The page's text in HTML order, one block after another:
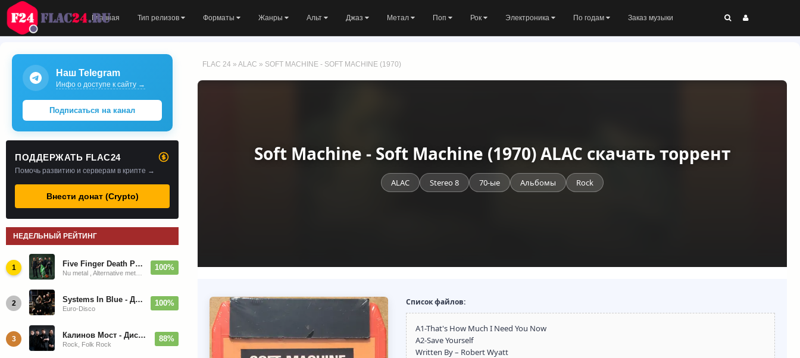
Главная Тип релизов Форматы Жанры Альт Джаз Метал Поп Рок Электроника По годам Заказ музыки
FLAC 24 » ALAC » SOFT MACHINE - SOFT MACHINE (1970)
Soft Machine - Soft Machine (1970) ALAC скачать торрент
ALAC Stereo 8 70-ые Альбомы Rock
Список файлов:
A1-That's How Much I Need You Now
A2-Save Yourself
Written By – Robert Wyatt
Наш Telegram
Инфо о доступе к сайту →
Подписаться на канал
ПОДДЕРЖАТЬ FLAC24
Помочь развитию и серверам в крипте →
Внести донат (Crypto)
НЕДЕЛЬНЫЙ РЕЙТИНГ
1 Five Finger Death Punch - Дискография (2008-2026) 100%
2 Systems In Blue - Дискография (2020-2026)
Euro-Disco
100%
3 Калинов Мост - Дискография (1986-2026)
Rock, Folk Rock
88%